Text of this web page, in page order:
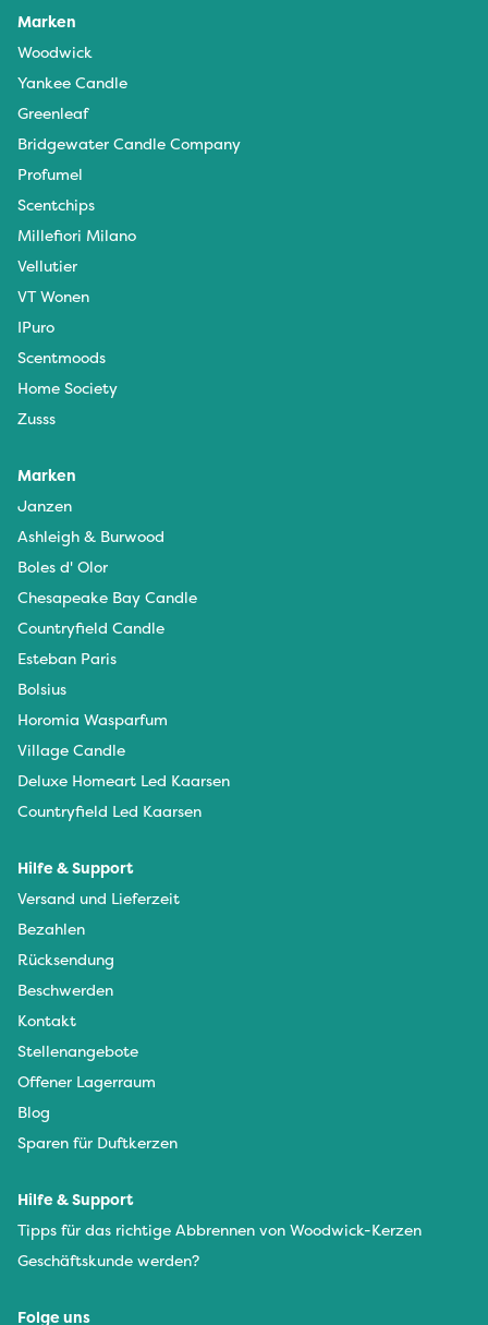
Marken
Woodwick
Yankee Candle
Greenleaf
Bridgewater Candle Company
Profumel
Scentchips
Millefiori Milano
Vellutier
VT Wonen
IPuro
Scentmoods
Home Society
Zusss
Marken
Janzen
Ashleigh & Burwood
Boles d' Olor
Chesapeake Bay Candle
Countryfield Candle
Esteban Paris
Bolsius
Horomia Wasparfum
Village Candle
Deluxe Homeart Led Kaarsen
Countryfield Led Kaarsen
Hilfe & Support
Versand und Lieferzeit
Bezahlen
Rücksendung
Beschwerden
Kontakt
Stellenangebote
Offener Lagerraum
Blog
Sparen für Duftkerzen
Hilfe & Support
Tipps für das richtige Abbrennen von Woodwick-Kerzen
Geschäftskunde werden?
Folge uns